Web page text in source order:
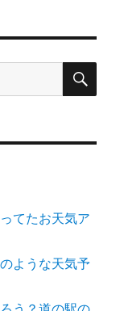
検
てたお天気ア
ような天気予